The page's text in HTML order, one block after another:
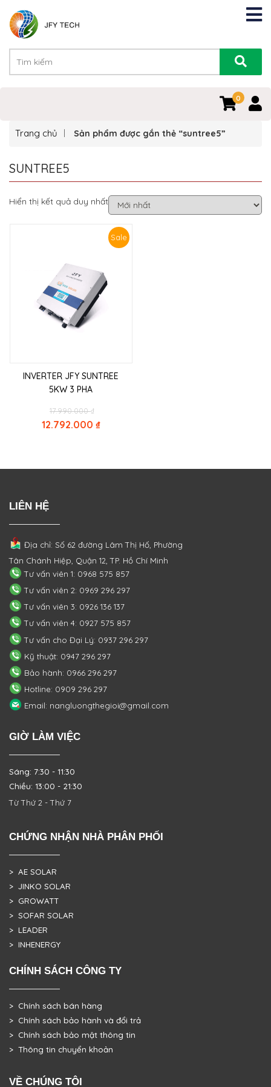
0
Trang chủ Sản phẩm được gắn thẻ “suntree5”
SUNTREE5
Hiển thị kết quả duy nhất
Sale
INVERTER JFY SUNTREE
5KW 3 PHA
17.990.000₫Original
price
was:
12.792.000 ₫
LIÊN HỆ
Địa chỉ: Số 62 đường Lâm Thị Hố, Phường
Tân Chánh Hiệp, Quận 12, TP. Hồ Chí Minh
Tư vấn viên 1: 0968 575 857
Tư vấn viên 2: 0969 296 297
Tư vấn viên 3: 0926 136 137
Tư vấn viên 4: 0927 575 857
Tư vấn cho Đại Lý: 0937 296 297
Kỹ thuật: 0947 296 297
Bảo hành: 0966 296 297
Hotline: 0909 296 297
Email: nangluongthegioi@gmail.com
GIỜ LÀM VIỆC
Sáng: 7:30 - 11:30
Chiều: 13:00 - 21:30
Từ Thứ 2 - Thứ 7
CHỨNG NHẬN NHÀ PHÂN PHỐI
> AE SOLAR
> JINKO SOLAR
> GROWATT
> SOFAR SOLAR
> LEADER
> INHENERGY
CHÍNH SÁCH CÔNG TY
> Chính sách bán hàng
> Chính sách bảo hành và đổi trả
> Chính sách bảo mật thông tin
> Thông tin chuyển khoản
VỀ CHÚNG TÔI